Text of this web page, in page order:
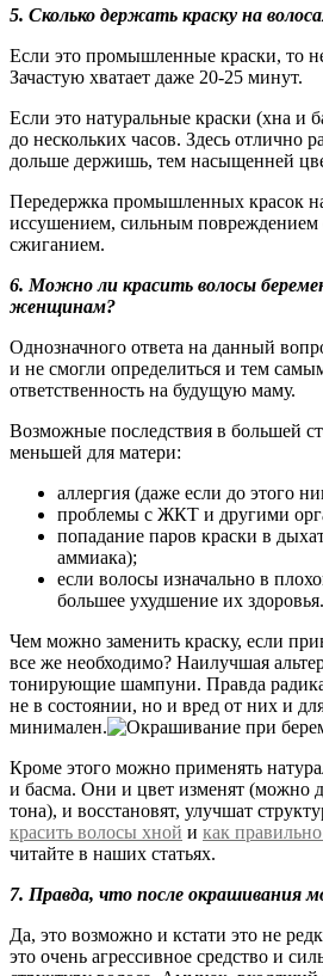
5. Сколько держать краску на
Если это промышленные краски, то
Зачастую хватает даже 20-25 минут.
Если это натуральные краски (хна и
до нескольких часов. Здесь отлично
дольше держишь, тем насыщенней
Передержка промышленных красок
иссушением, сильным повреждением
сжиганием.
6. Можно ли красить волосы
женщинам?
Однозначного ответа на данный
и не смогли определиться и тем
ответственность на будущую маму.
Возможные последствия в большей
меньшей для матери:
аллергия (даже если до этого
проблемы с ЖКТ и другими
попадание паров краски в
аммиака);
если волосы изначально в
большее ухудшение их здоровья.
Чем можно заменить краску, если
все же необходимо? Наилучшая
тонирующие шампуни. Правда
не в состоянии, но и вред от них и
минимален.
Кроме этого можно применять
и басма. Они и цвет изменят (можно
тона), и восстановят, улучшат
красить волосы хной и как
читайте в наших статьях.
7. Правда, что после окрашивания
Да, это возможно и кстати это не
это очень агрессивное средство и